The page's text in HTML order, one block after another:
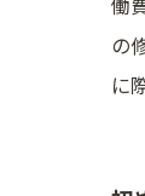
の
に